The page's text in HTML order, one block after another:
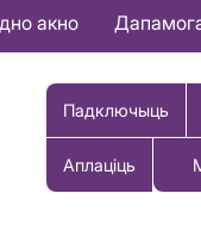
акно
Падключыць
Аплаціць